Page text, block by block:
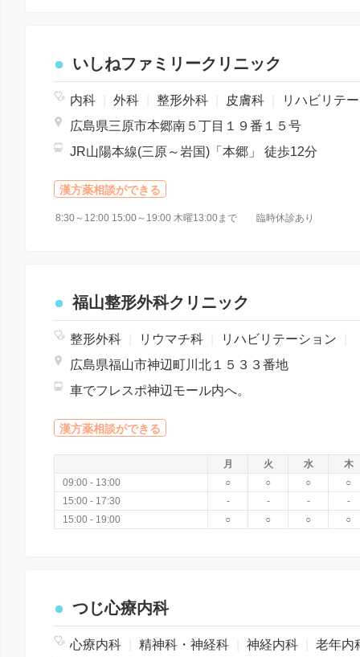
いしねファミリークリニック
内科 外科 整形外科 皮膚科
リハビリテーション
広島県三原市本郷南５丁目１９番１５号
JR山陽本線(三原～岩国)「本郷」 徒歩12分
漢方薬相談ができる
8:30～12:00 15:00～19:00 木曜13:00まで 臨時休診あり
福山整形外科クリニック
整形外科 リウマチ科 リハビリテーション
広島県福山市神辺町川北１５３３番地
車でフレスポ神辺モール内へ。
漢方薬相談ができる
月 火 水
木
09:00 - 13:00
○ ○ ○
○
15:00 - 17:30
- - -
-
15:00 - 19:00
○ ○ ○ ○
つじ心療内科
心療内科 精神科・神経科 神経内科 老年内